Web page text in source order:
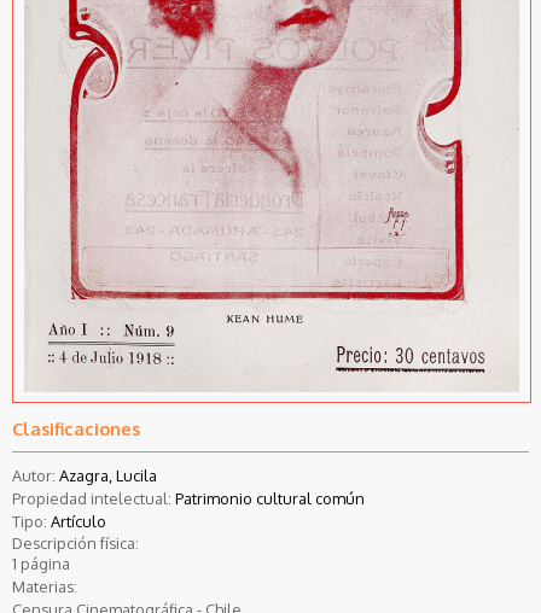
Clasificaciones
Autor: Azagra, Lucila
Propiedad intelectual: Patrimonio cultural común
Tipo: Artículo
Descripción física:
1 página
Materias: